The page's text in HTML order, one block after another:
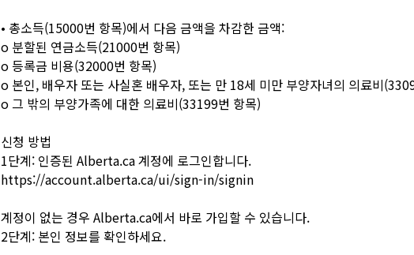
• 총소득(15000번 항목)에서 다음 금액을 차감한 금액:
o 분할된 연금소득(21000번 항목)
o 등록금 비용(32000번 항목)
o 본인, 배우자 또는 사실혼 배우자, 또는 만 18세 미만 부양자녀의 의료비
o 그 밖의 부양가족에 대한 의료비(33199번 항목)
신청 방법
1단계: 인증된 Alberta.ca 계정에 로그인합니다.
https://account.alberta.ca/ui/sign-in/signin
계정이 없는 경우 Alberta.ca에서 바로 가입할 수 있습니다.
2단계: 본인 정보를 확인하세요.